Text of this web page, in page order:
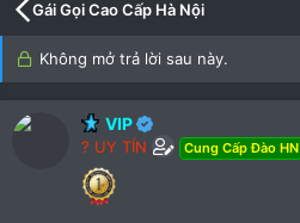
Gái Gọi Cao Cấp Hà Nội
Không mở trả lời sau này.
VIP
? UY TÍN Cung Cấp Đào HN